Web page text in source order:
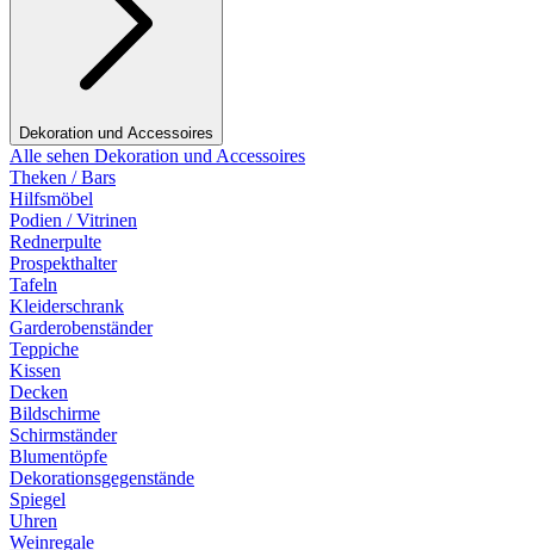
Dekoration und Accessoires
Alle sehen Dekoration und Accessoires
Theken / Bars
Hilfsmöbel
Podien / Vitrinen
Rednerpulte
Prospekthalter
Tafeln
Kleiderschrank
Garderobenständer
Teppiche
Kissen
Decken
Bildschirme
Schirmständer
Blumentöpfe
Dekorationsgegenstände
Spiegel
Uhren
Weinregale